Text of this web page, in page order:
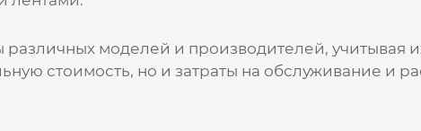
моделей и производителей, учитывая
стоимость, но и затраты на обслуживание и